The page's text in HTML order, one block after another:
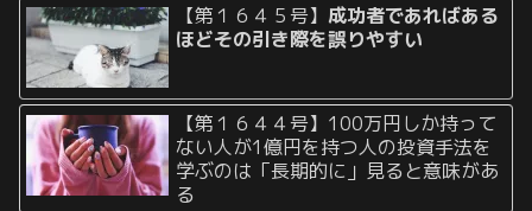
【第１６４５号】成功者であればある
ほどその引き際を誤りやすい
【第１６４４号】100万円しか持って
ない人が1億円を持つ人の投資手法を
学ぶのは「長期的に」見ると意味があ
る